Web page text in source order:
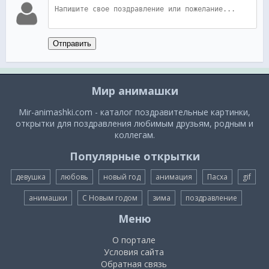
Отправить
Мир анимашки
Mir-animashki.com - каталог поздравительные картинки,
открытки для поздравления любимым друзьям, родным и
коллегам.
Популярные открытки
девушка любовь новый год анимация Пасха gif
анимашки С Новым годом зима поздравление
Меню
О портале
Условия сайта
Обратная связь